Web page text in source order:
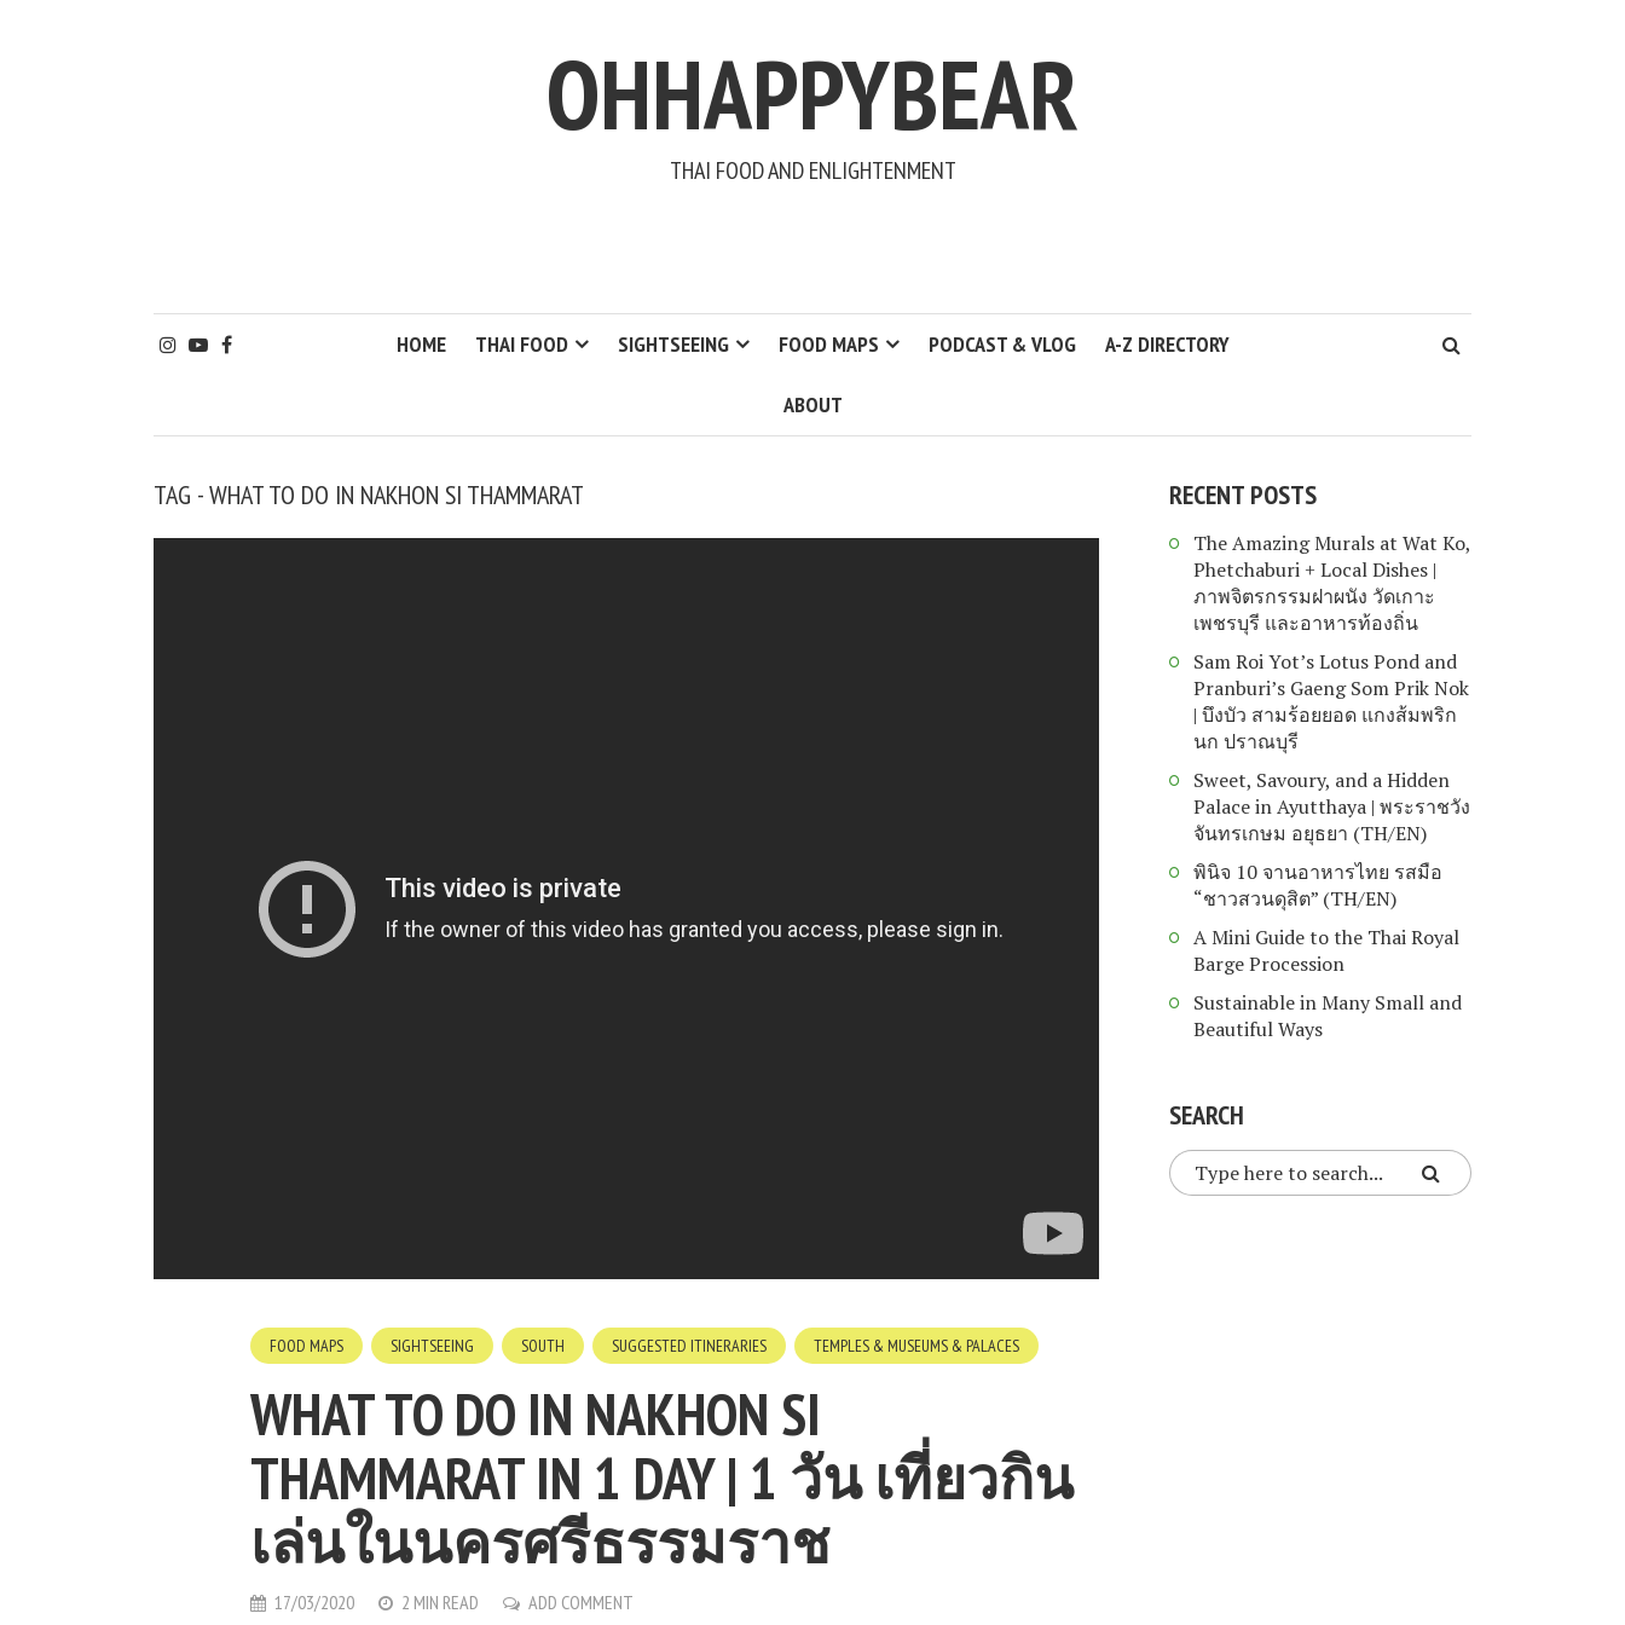
OHHAPPYBEAR
THAI FOOD AND ENLIGHTENMENT
HOME THAI FOOD SIGHTSEEING FOOD MAPS PODCAST & VLOG A-Z DIRECTORY
ABOUT
TAG - WHAT TO DO IN NAKHON SI THAMMARAT
FOOD MAPS SIGHTSEEING SOUTH SUGGESTED ITINERARIES TEMPLES & MUSEUMS & PALACES
WHAT TO DO IN NAKHON SI
THAMMARAT IN 1 DAY | 1 วัน เที่ยวกิน
เล่นในนครศรีธรรมราช
17/03/2020 2 MIN READ ADD COMMENT
RECENT POSTS
The Amazing Murals at Wat Ko,
Phetchaburi + Local Dishes |
ภาพจิตรกรรมฝาผนัง วัดเกาะ
เพชรบุรี และอาหารท้องถิ่น
Sam Roi Yot’s Lotus Pond and
Pranburi’s Gaeng Som Prik Nok
| บึงบัว สามร้อยยอด แกงส้มพริก
นก ปราณบุรี
Sweet, Savoury, and a Hidden
Palace in Ayutthaya | พระราชวัง
จันทรเกษม อยุธยา (TH/EN)
พินิจ 10 จานอาหารไทย รสมือ
“ชาวสวนดุสิต” (TH/EN)
A Mini Guide to the Thai Royal
Barge Procession
Sustainable in Many Small and
Beautiful Ways
SEARCH